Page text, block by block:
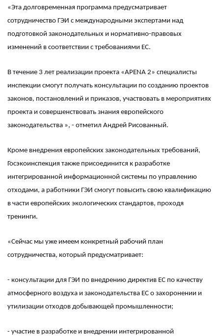
«Эта долговременная программа предусматривает
сотрудничество ГЭИ с международными экспертами над
подготовкой законодательных и нормативно-правовых
изменений в соответствии с требованиями ЕС.
В течение 3 лет реализации проекта «APENA 2» специалисты
инспекции смогут получать консультации по созданию проектов
законов, постановлений и приказов, участвовать в мероприятиях
проекта и совершенствовать знания европейского
законодательства », - отметил Андрей Рисованный.
Кроме внедрения европейских законодательных требований,
Госэкоинспекция также присоединится к разработке
интегрированной информационной системы по управлению
отходами, а работники ГЭИ смогут повысить свою квалификацию
в части европейских экологических стандартов, проходя
тренинги.
«Сейчас мы уже имеем конкретный рабочий план
сотрудничества, который предусматривает:
- консультации для ГЭИ по внедрению директив ЕС по качеству
атмосферного воздуха и законодательства ЕС о захоронении и
утилизации отходов добывающей промышленности;
- участие в разработке и внедрении интегрированной